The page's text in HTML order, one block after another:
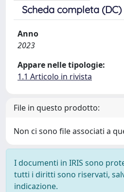
Scheda completa (DC)
Anno
2023
Appare nelle tipologie:
1.1 Articolo in rivista
File in questo prodotto:
Non ci sono file associati a
I documenti in IRIS sono
tutti i diritti sono riservati,
indicazione.